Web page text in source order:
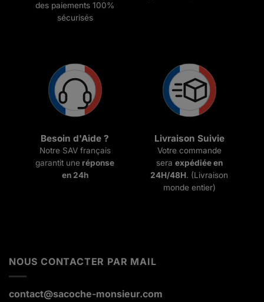
des paiements 100%
sécurisés
Besoin d'Aide ?
Notre SAV français
garantit une réponse
en 24h
Livraison Suivie
Votre commande
sera expédiée en
24H/48H. (Livraison
monde entier)
NOUS CONTACTER PAR MAIL
contact@sacoche-monsieur.com